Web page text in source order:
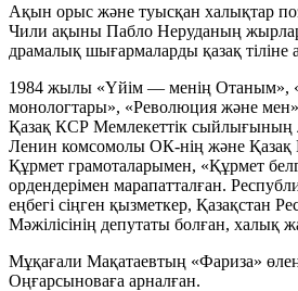
Ақын орыс және туысқан халықтар
Чили ақыны Пабло Неруданың
драмалық шығармаларды қазақ тіліне
1984 жылы «Үйім — менің Отаным»,
монологтары», «Революция және
Қазақ КСР Мемлекеттік сыйлығының
Ленин комсомолы ОК-нің және Қазақ
Құрмет грамоталарымен, «Құрмет
ордендерімен марапатталған.
еңбегі сіңген қызметкер, Қазақстан
Мәжілісінің депутаты болған, халық
Мұқағали Мақатаевтың «Фариза»
Оңғарсыноваға арналған.